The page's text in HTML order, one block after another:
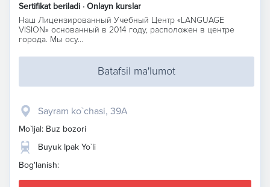
Sertifikat beriladi · Onlayn kurslar
Наш Лицензированный Учебный Центр «LANGUAGE
VISION» основанный в 2014 году, расположен в центре
города. Мы осу...
Batafsil ma'lumot
Sayram ko`chasi, 39A
Mo`ljal: Buz bozori
Buyuk Ipak Yo`li
Bog'lanish: